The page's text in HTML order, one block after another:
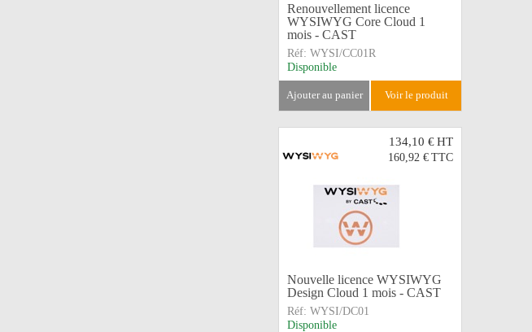
Renouvellement licence
WYSIWYG Core Cloud 1
mois - CAST
Réf: WYSI/CC01R
Disponible
ajouter au panier voir le produit
134,10 €HT
160,92 € TTC
Nouvelle licence WYSIWYG
Design Cloud 1 mois - CAST
Réf: WYSI/DC01
Disponible